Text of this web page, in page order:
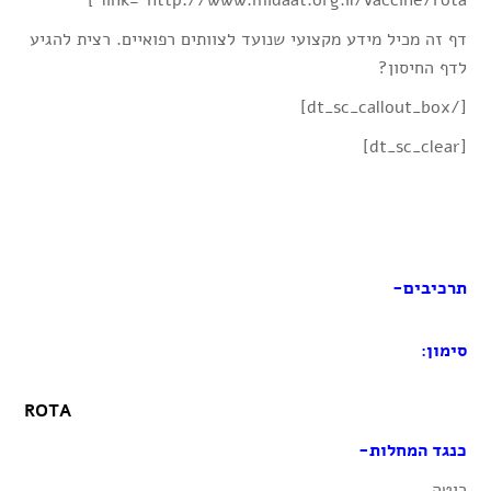
דף זה מכיל מידע מקצועי שנועד לצוותים רפואיים. רצית להגיע
לדף החיסון?
[/dt_sc_callout_box]
[dt_sc_clear]
תרכיבים-
סימון:
ROTA
כנגד המחלות-